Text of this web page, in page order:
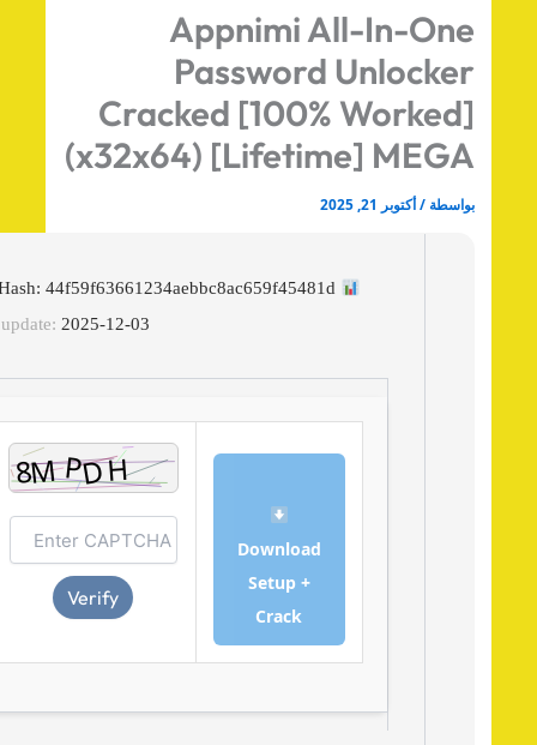
Appnimi All-In-
Password
Cracked [100%
(x32x64) [Lifetime]
أكتوبر 21, 2025
Last update:2025-12-03
Download